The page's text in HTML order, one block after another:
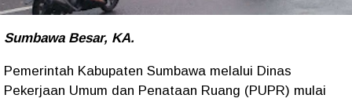
Sumbawa Besar, KA.
Pemerintah Kabupaten Sumbawa melalui Dinas
Pekerjaan Umum dan Penataan Ruang (PUPR) mulai